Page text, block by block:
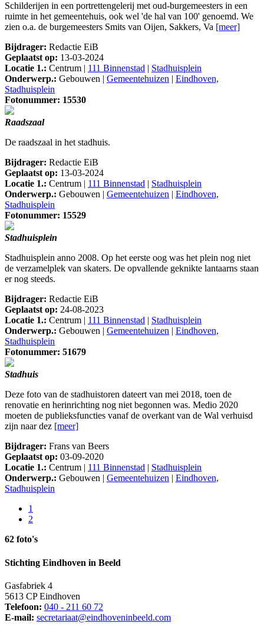
Schilderijen in een portrettengelerij met oud-burgemeesters in een
ruimte in het gemeentehuis, ook wel 'de hal van 100' genoemd. We
zien o.a. de burgemeesters Smits van Oijen, Sakkers, Va [meer]
Bijdrager: Redactie EiB
Geplaatst op: 13-03-2024
Locatie 1.: Centrum | 111 Binnenstad | Stadhuisplein
Onderwerp.: Gebouwen | Gemeentehuizen | Eindhoven,
Stadhuisplein
Fotonummer: 15530
Raadszaal
De raadszaal in het stadhuis.
Bijdrager: Redactie EiB
Geplaatst op: 13-03-2024
Locatie 1.: Centrum | 111 Binnenstad | Stadhuisplein
Onderwerp.: Gebouwen | Gemeentehuizen | Eindhoven,
Stadhuisplein
Fotonummer: 15529
Stadhuisplein
Stadhuisplein anno 2008. Op het eerste oog was het plein nog niet
de verzamelplek van skaters. De opvallende geknikte lantaarns staan
er nog steeds.
Bijdrager: Redactie EiB
Geplaatst op: 24-08-2023
Locatie 1.: Centrum | 111 Binnenstad | Stadhuisplein
Onderwerp.: Gebouwen | Gemeentehuizen | Eindhoven,
Stadhuisplein
Fotonummer: 51679
Stadhuis
Deze foto van de stadhuistoren dateert van mei 2018, toen de
renovatie en herinrichting nog niet begonnen was. Medio 2020
moeten de publieksfuncties vanaf de overkant van de Wal verhuisd
zijn naar dez [meer]
Bijdrager: Frans van Beers
Geplaatst op: 03-09-2020
Locatie 1.: Centrum | 111 Binnenstad | Stadhuisplein
Onderwerp.: Gebouwen | Gemeentehuizen | Eindhoven,
Stadhuisplein
1
2
62 foto's
Stichting Eindhoven in Beeld
Gasfabriek 4
5613 CP Eindhoven
Telefoon: 040 - 211 60 72
E-mail: secretariaat@eindhoveninbeeld.com